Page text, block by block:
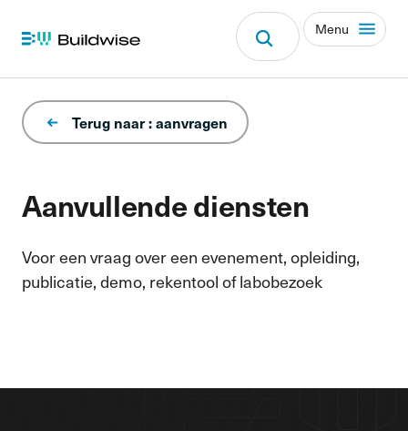
Menu
Aanvullende diensten
Terug naar : aanvragen
Voor een vraag over een evenement, opleiding,
publicatie, demo, rekentool of labobezoek